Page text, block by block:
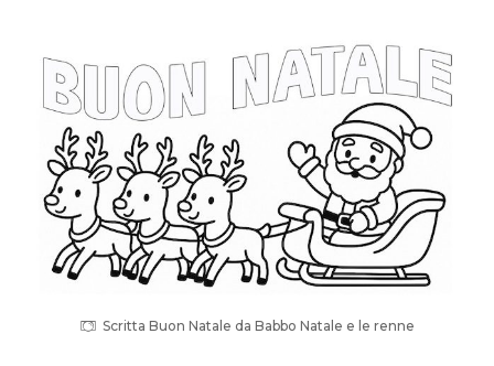
Scritta Buon Natale da Babbo Natale e le renne